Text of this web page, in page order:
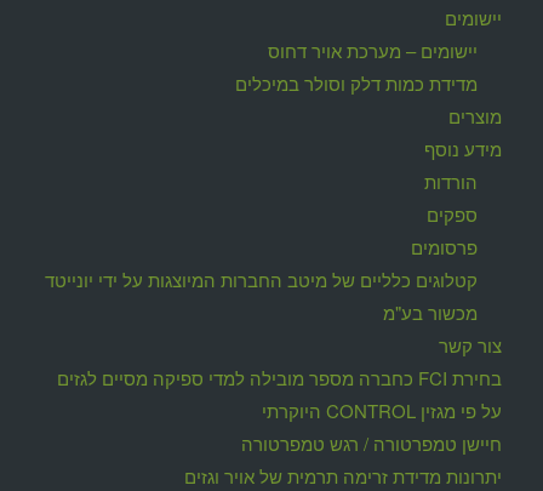
יישומים
יישומים – מערכת אויר דחוס
מדידת כמות דלק וסולר במיכלים
מוצרים
מידע נוסף
הורדות
ספקים
פרסומים
קטלוגים כלליים של מיטב החברות המיוצגות על ידי יונייטד
מכשור בע"מ
צור קשר
בחירת FCI כחברה מספר מובילה למדי ספיקה מסיים לגזים
על פי מגזין CONTROL היוקרתי
חיישן טמפרטורה / רגש טמפרטורה
יתרונות מדידת זרימה תרמית של אויר וגזים